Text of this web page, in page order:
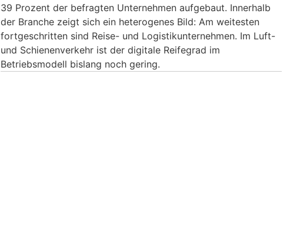
39 Prozent der befragten Unternehmen aufgebaut. Innerhalb
der Branche zeigt sich ein heterogenes Bild: Am weitesten
fortgeschritten sind Reise- und Logistikunternehmen. Im Luft-
und Schienenverkehr ist der digitale Reifegrad im
Betriebsmodell bislang noch gering.